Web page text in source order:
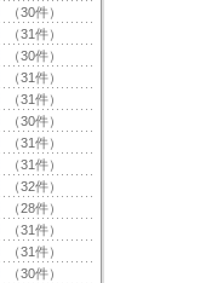
（30件）
（31件）
（30件）
（31件）
（31件）
（30件）
（31件）
（31件）
（32件）
（28件）
（31件）
（31件）
（30件）